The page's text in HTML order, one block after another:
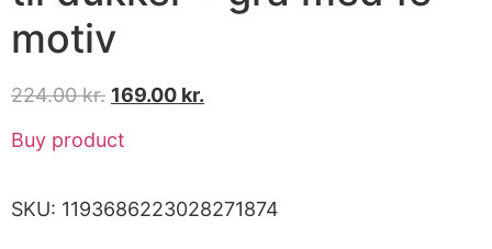
motiv
224.00kr. 169.00 kr.
Buy product
SKU: 1193686223028271874